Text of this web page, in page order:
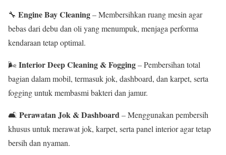
🔧 Engine Bay Cleaning– Membersihkan ruang mesin agar
bebas dari debu dan oli yang menumpuk, menjaga performa
kendaraan tetap optimal.
🌬Interior Deep Cleaning & Fogging– Pembersihan total
bagian dalam mobil, termasuk jok, dashboard, dan karpet, serta
fogging untuk membasmi bakteri dan jamur.
🛋 Perawatan Jok & Dashboard– Menggunakan pembersih
khusus untuk merawat jok, karpet, serta panel interior agar tetap
bersih dan nyaman.